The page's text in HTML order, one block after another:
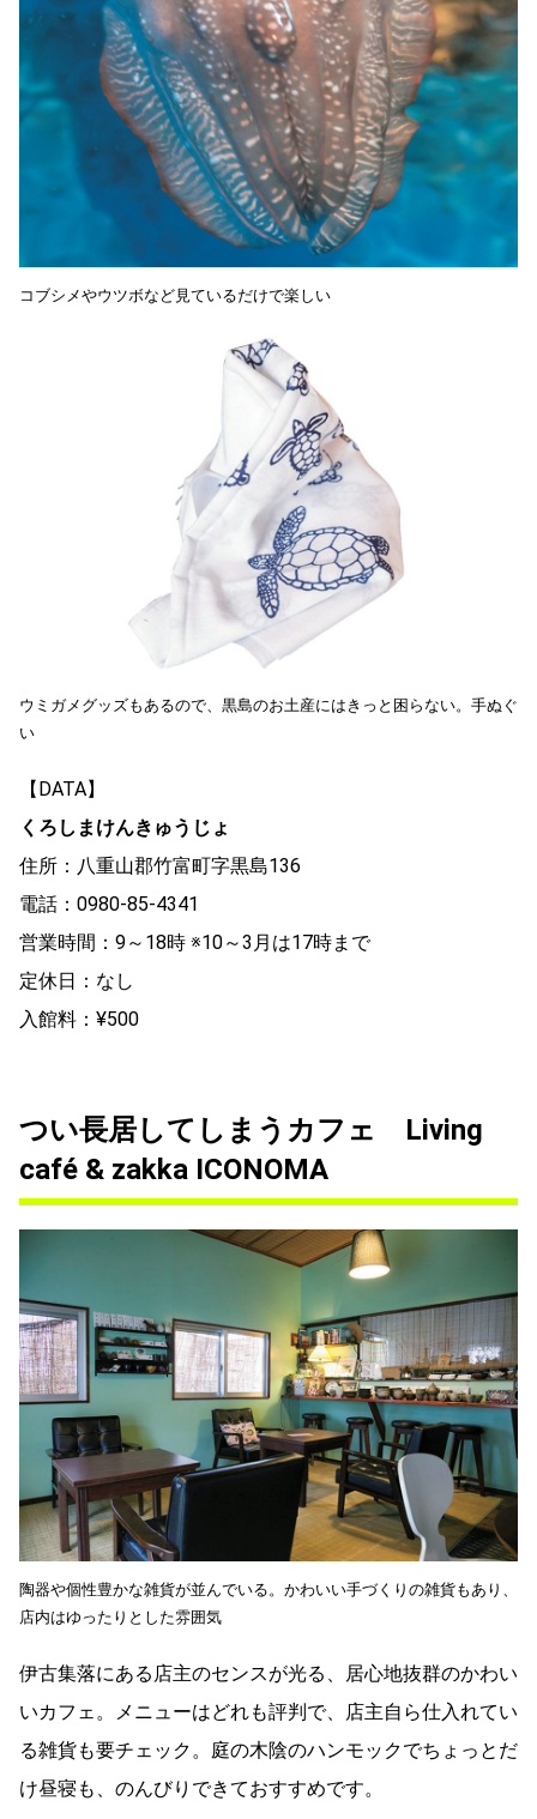
コブシメやウツボなど見ているだけで楽しい
ウミガメグッズもあるので、黒島のお土産にはきっと困らない。手ぬぐ
い
【DATA】
くろしまけんきゅうじょ
住所：八重山郡竹富町字黒島136
電話：0980-85-4341
営業時間：9～18時 ※10～3月は17時まで
定休日：なし
入館料：¥500
つい長居してしまうカフェ Living
café & zakka ICONOMA
陶器や個性豊かな雑貨が並んでいる。かわいい手づくりの雑貨もあり、
店内はゆったりとした雰囲気
伊古集落にある店主のセンスが光る、居心地抜群のかわい
いカフェ。メニューはどれも評判で、店主自ら仕入れてい
る雑貨も要チェック。庭の木陰のハンモックでちょっとだ
け昼寝も、のんびりできておすすめです。